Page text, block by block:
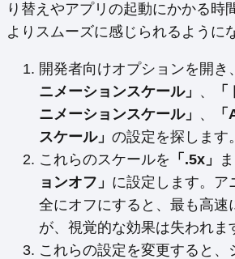
り替えやアプリの起動にかかる時
よりスムーズに感じられるように
開発者向けオプションを開き、
ニメーションスケール」 、
ニメーションスケール」 、
スケール」 の設定を探します。
これらのスケールを 「.5x」
ョンオフ」 に設定します。ア
全にオフにすると、最も高速
が、視覚的な効果は失われま
これらの設定を変更すると、